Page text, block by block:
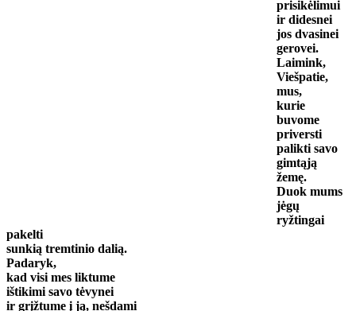
prisikėlimui
ir didesnei
jos dvasinei
gerovei.
Laimink,
Viešpatie,
mus,
kurie
buvome
priversti
palikti savo
gimtąją
žemę.
Duok mums
jėgų
ryžtingai
pakelti
sunkią tremtinio dalią.
Padaryk,
kad visi mes liktume
ištikimi savo tėvynei
ir grįžtume į ją, nešdami